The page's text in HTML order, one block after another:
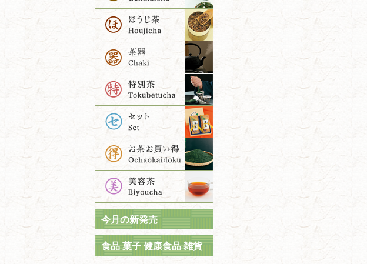
今月の新発売
食品 菓子 健康食品 雑貨